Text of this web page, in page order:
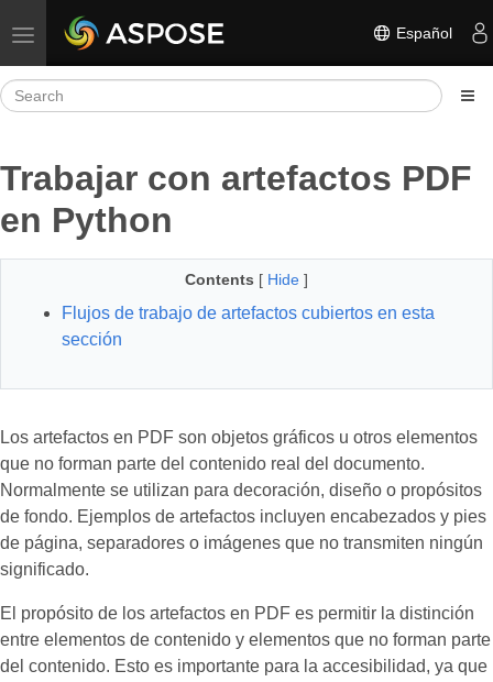
Toggle navigation Español
Trabajar con artefactos PDF
en Python
Contents [ Hide ]
Flujos de trabajo de artefactos cubiertos en esta
sección
Los artefactos en PDF son objetos gráficos u otros elementos
que no forman parte del contenido real del documento.
Normalmente se utilizan para decoración, diseño o propósitos
de fondo. Ejemplos de artefactos incluyen encabezados y pies
de página, separadores o imágenes que no transmiten ningún
significado.
El propósito de los artefactos en PDF es permitir la distinción
entre elementos de contenido y elementos que no forman parte
del contenido. Esto es importante para la accesibilidad, ya que